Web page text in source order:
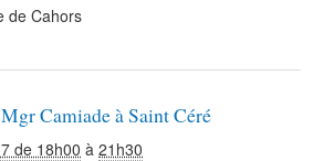
de Cahors
Camiade à Saint Céré
de 18h00 à 21h30